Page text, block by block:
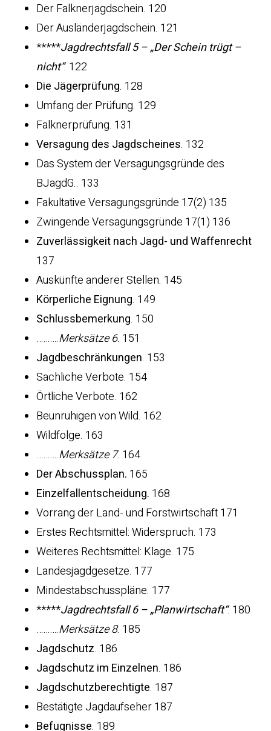
Der Falknerjagdschein. 120
Der Ausländerjagdschein. 121
*****Jagdrechtsfall 5 – „Der Schein trügt –
nicht“. 122
Die Jägerprüfung. 128
Umfang der Prüfung. 129
Falknerprüfung. 131
Versagung des Jagdscheines. 132
Das System der Versagungsgründe des
BJagdG.. 133
Fakultative Versagungsgründe 17(2) 135
Zwingende Versagungsgründe 17(1) 136
Zuverlässigkeit nach Jagd- und Waffenrecht
137
Auskünfte anderer Stellen. 145
Körperliche Eignung. 149
Schlussbemerkung. 150
……….Merksätze 6. 151
Jagdbeschränkungen. 153
Sachliche Verbote. 154
Örtliche Verbote. 162
Beunruhigen von Wild. 162
Wildfolge. 163
……….Merksätze 7. 164
Der Abschussplan. 165
Einzelfallentscheidung. 168
Vorrang der Land- und Forstwirtschaft 171
Erstes Rechtsmittel: Widerspruch. 173
Weiteres Rechtsmittel: Klage. 175
Landesjagdgesetze. 177
Mindestabschusspläne. 177
*****Jagdrechtsfall 6 – „Planwirtschaft“. 180
……….Merksätze 8. 185
Jagdschutz. 186
Jagdschutz im Einzelnen. 186
Jagdschutzberechtigte. 187
Bestätigte Jagdaufseher 187
Befugnisse. 189